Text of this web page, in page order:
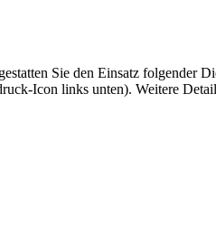
Sie den Einsatz folgender
Icon links unten). Weitere